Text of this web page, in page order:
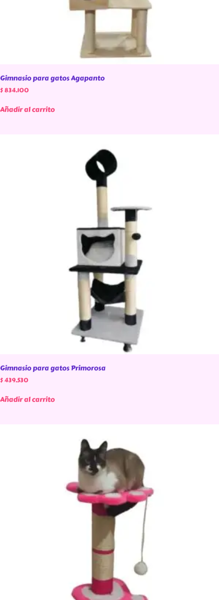
Gimnasio para gatos Agapanto
$834.100
Añadir al carrito
Gimnasio para gatos Primorosa
$439.530
Añadir al carrito